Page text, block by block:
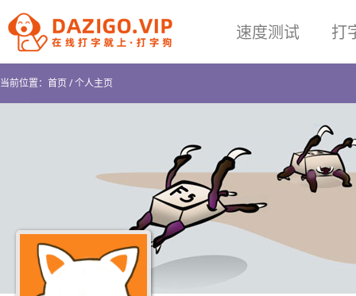
速度测试 打
当前位置： 首页/个人主页